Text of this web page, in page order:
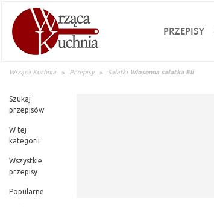
PRZEPISY
Wrząca Kuchnia Przepisy Sałatki Wiosenna sałatka Eli
Szukaj
przepisów
W tej
kategorii
Wszystkie
przepisy
Popularne